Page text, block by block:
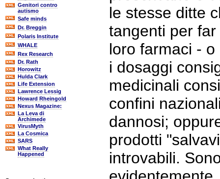
Genitori contro
autismo
Safe minds
Dr. Breggin
Polaris Institute
WHALE
Rex Research
Dr. Rath
Horowitz
Hulda Clark
Life Extension
Lawrence Lessig
Howard Rheingold
Nexus Magazine:
La Leva di
Archimede
VirusMyth
La Cosmica
SARS
What Really
Happened
le stesse ditte
tangenti per
loro farmaci -
i dosaggi
medicinali
confini
dannosi;
prodotti
introvabili.